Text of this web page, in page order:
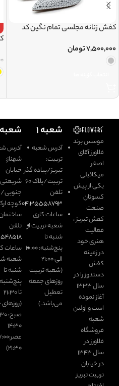
کفش زنانه مجلسی تمام نگین کد
۷,۵۰۰,۰۰۰تومان
موسس برند
فلاورز آقای
اصغر
میکائیلی
یکی از پیش
کسوتان
صنعت
کفش تبریز ،
فعالیت
هنری خود
در زمینه
کفش
دستدوز را در
سال 1333
آغاز نموده
است و اولین
شعبه
فروشگاه
فلاورز در
سال 1343
در خیابان
تربیت تبریز
شعبه ۱
آدرس شعبه
تربیت:
تبریز/پیاده گذر
تربیت/پلاک ۶۰
تلفن
۰۴۱۳۵۵۵۸۷۹۳
ساعات کاری
شعبه تربیت از
شنبه تا
پنج‌شنبه: ۱۰:۰۰
الی ۲۱:۰۰
(شعبه تربیت
روزهای جمعه
تعطیل
می‌باشد.)
شعبه ۲
آدرس
شهناز:
خیابان
شریعتی
کوچه
ساختمان
تلفن
ساعات
شعبه
شنبه تا
تا ۲‍۱:۳۰
۱۴:۳۰
۲۱:۳۰)